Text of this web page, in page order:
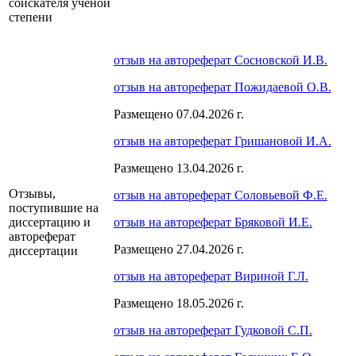
соискателя ученой
степени
Отзывы,
поступившие на
диссертацию и
автореферат
диссертации
отзыв на автореферат Сосновской И.В.
отзыв на автореферат Пожидаевой О.В.
Размещено 07.04.2026 г.
отзыв на автореферат Гришановой И.А.
Размещено 13.04.2026 г.
отзыв на автореферат Соловьевой Ф.Е.
отзыв на автореферат Бряковой И.Е.
Размещено 27.04.2026 г.
отзыв на автореферат Вириной Г.Л.
Размещено 18.05.2026 г.
отзыв на автореферат Гудковой С.П.